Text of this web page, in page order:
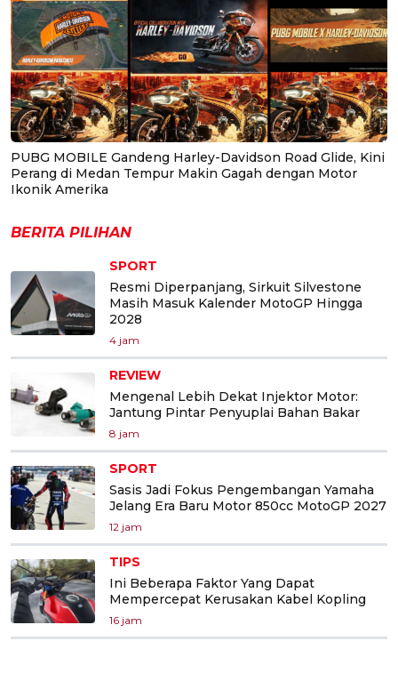
PUBG MOBILE Gandeng Harley-Davidson Road Glide, Kini
Perang di Medan Tempur Makin Gagah dengan Motor
Ikonik Amerika
BERITA PILIHAN
SPORT
Resmi Diperpanjang, Sirkuit Silvestone
Masih Masuk Kalender MotoGP Hingga
2028
4 jam
REVIEW
Mengenal Lebih Dekat Injektor Motor:
Jantung Pintar Penyuplai Bahan Bakar
8 jam
SPORT
Sasis Jadi Fokus Pengembangan Yamaha
Jelang Era Baru Motor 850cc MotoGP 2027
12 jam
TIPS
Ini Beberapa Faktor Yang Dapat
Mempercepat Kerusakan Kabel Kopling
16 jam